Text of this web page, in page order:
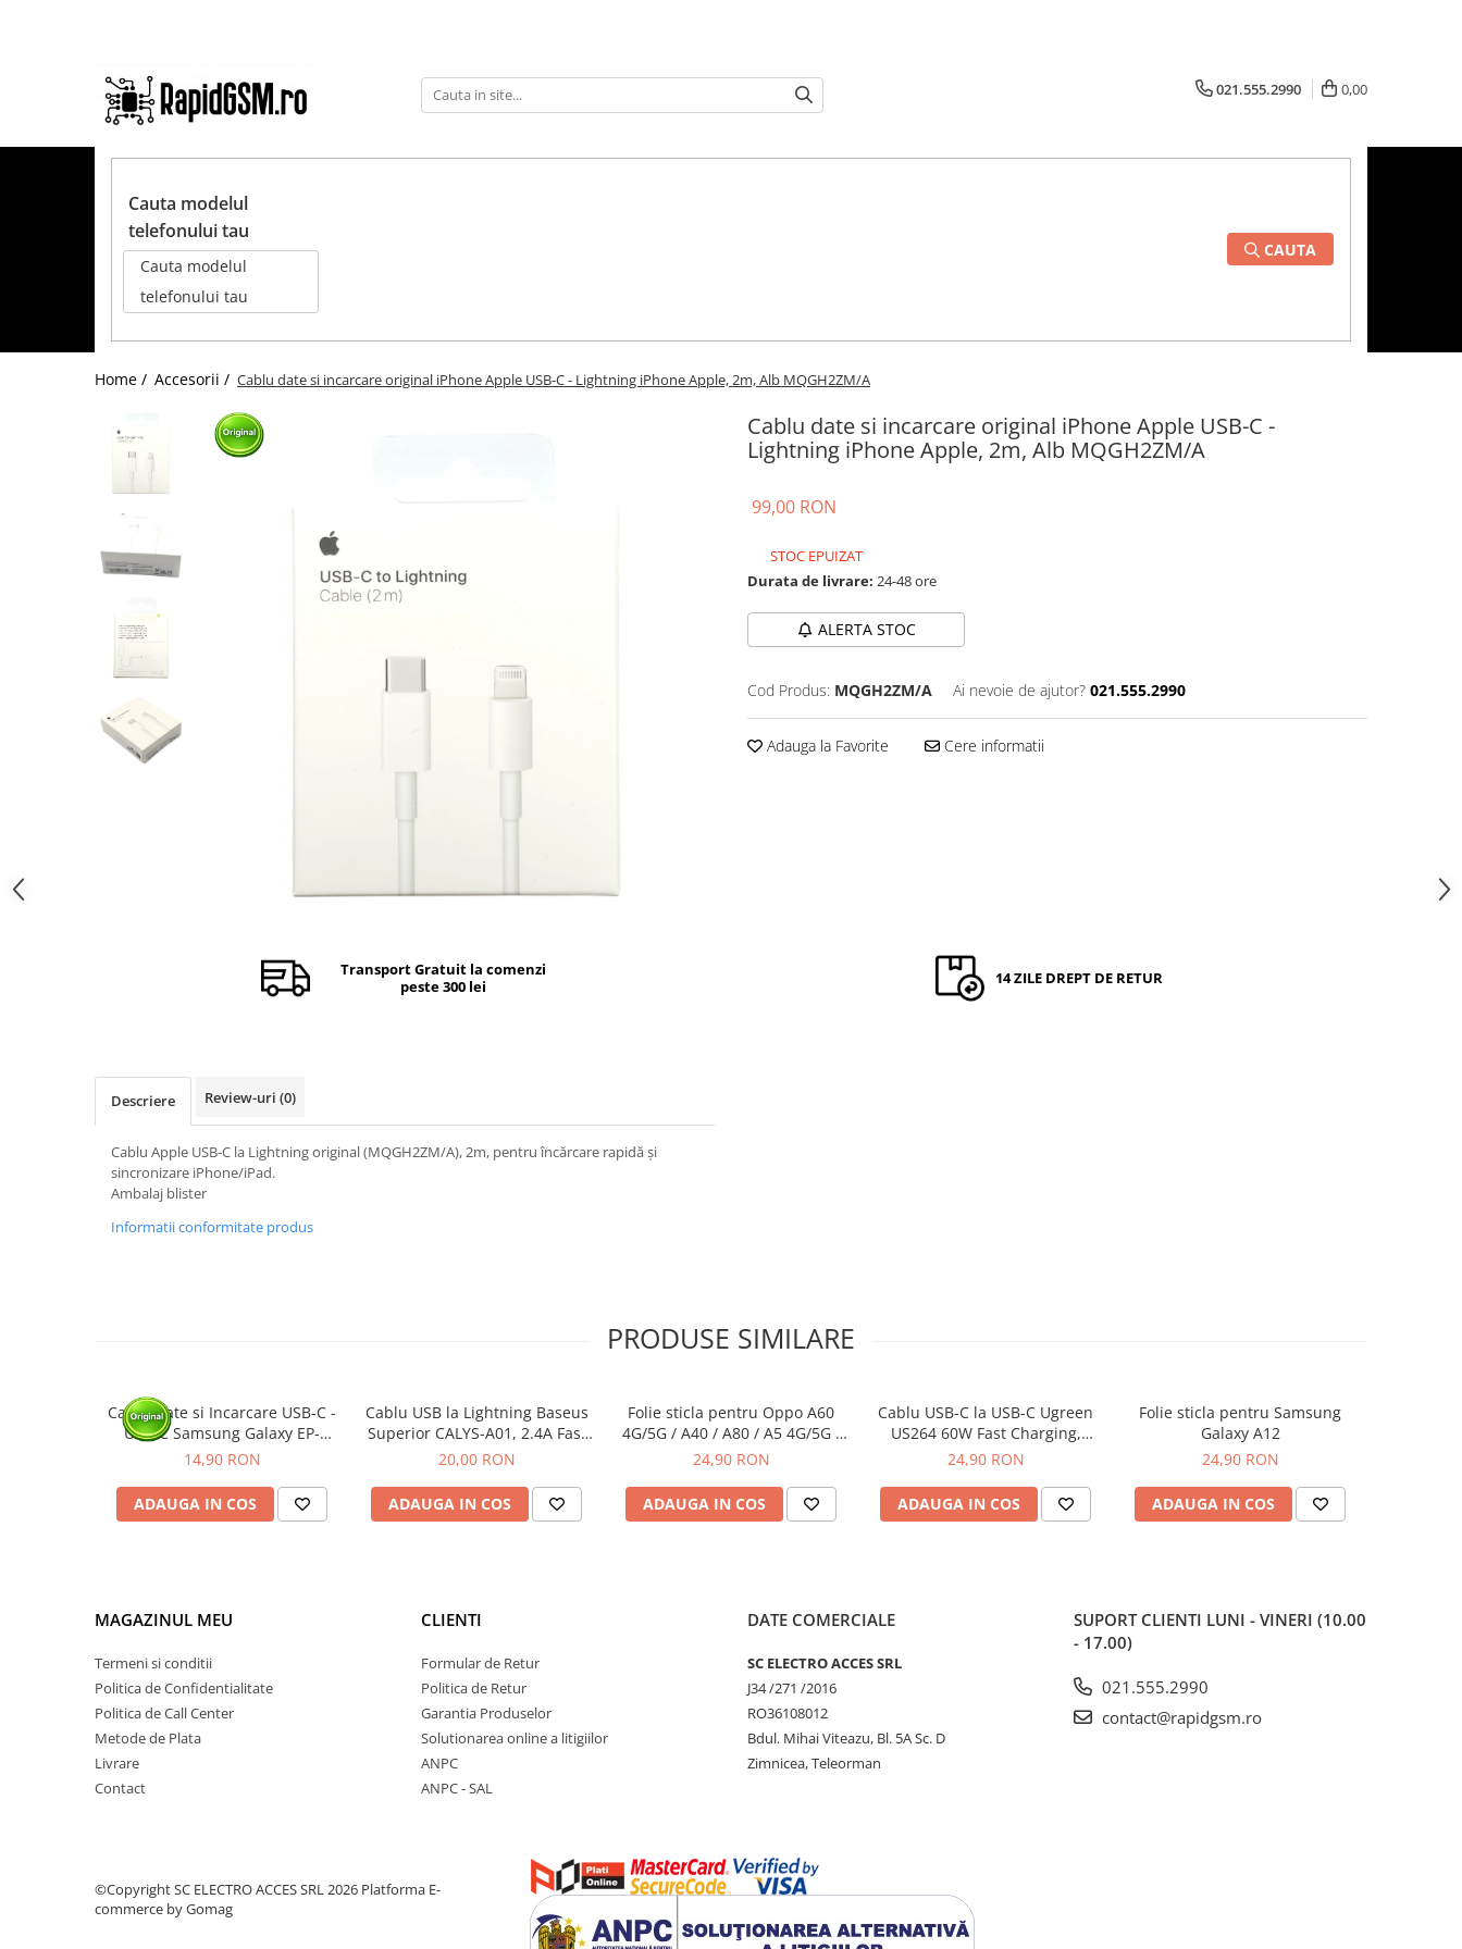
Ecrane Samsung
seria A
tableta
Ecrane iPhone
Ecrane Xiaomi / Redmi
Ecrane Oppo / Realme
Baterie externa
Folie protectie STICLA
Componente GSM
Suruburi si adezivi
Piese din dezmembrari (SWAP)
Scule Service GSM
021.555.2990 0,00
Cauta modelul
telefonului tau
Cauta modelul
telefonului tau
CAUTA
Home / Accesorii / Cablu date si incarcare original iPhone Apple USB-C - Lightning iPhone Apple, 2m, Alb MQGH2ZM/A
Cablu date si incarcare original iPhone Apple USB-C -
Lightning iPhone Apple, 2m, Alb MQGH2ZM/A
99,00 RON
STOC EPUIZAT
Durata de livrare: 24-48 ore
ALERTA STOC
Cod Produs: MQGH2ZM/A Ai nevoie de ajutor? 021.555.2990
Adauga la Favorite Cere informatii
Transport Gratuit la comenzi
peste 300 lei
14 ZILE DREPT DE RETUR
Descriere Review-uri (0)
Cablu Apple USB-C la Lightning original (MQGH2ZM/A), 2m, pentru încărcare rapidă și
sincronizare iPhone/iPad.
Ambalaj blister
Informatii conformitate produs
PRODUSE SIMILARE
Cablu Date si Incarcare USB-C -
USB-C Samsung Galaxy EP-
DA705, 25W, 1m, Alb - BULK
14,90 RON
ADAUGA IN COS
Cablu USB la Lightning Baseus
Superior CALYS-A01, 2.4A Fast
Charging, 1m, negru
20,00 RON
ADAUGA IN COS
Folie sticla pentru Oppo A60
4G/5G / A40 / A80 / A5 4G/5G /
A5 Pro 4G/5G / A5x 4G //
24,90 RON
ADAUGA IN COS
Cablu USB-C la USB-C Ugreen
US264 60W Fast Charging,
1.5m, alb - cablu incarcare si
24,90 RON
ADAUGA IN COS
Folie sticla pentru Samsung
Galaxy A12
24,90 RON
ADAUGA IN COS
MAGAZINUL MEU
Termeni si conditii
Politica de Confidentialitate
Politica de Call Center
Metode de Plata
Livrare
Contact
CLIENTI
Formular de Retur
Politica de Retur
Garantia Produselor
Solutionarea online a litigiilor
ANPC
ANPC - SAL
DATE COMERCIALE
SC ELECTRO ACCES SRL
J34 /271 /2016
RO36108012
Bdul. Mihai Viteazu, Bl. 5A Sc. D
Zimnicea, Teleorman
SUPORT CLIENTI LUNI - VINERI (10.00
- 17.00)
021.555.2990
contact@rapidgsm.ro
©Copyright SC ELECTRO ACCES SRL 2026 Platforma E-
commerce by Gomag